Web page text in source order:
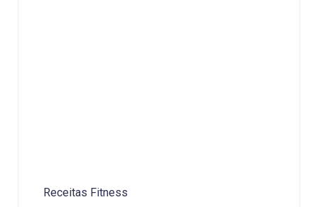
Receitas Fitness